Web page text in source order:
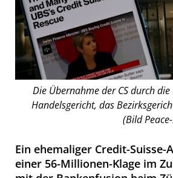
Die Übernahme der CS durch
Handelsgericht, das
(Bild
Ein ehemaliger Credit-
einer 56-Millionen-Klage im